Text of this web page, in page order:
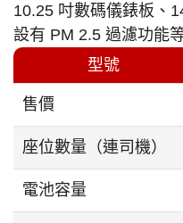
10.25 吋數碼儀錶板、
設有 PM 2.5 過濾功能
型號
售價
座位數量（連司機）
電池容量